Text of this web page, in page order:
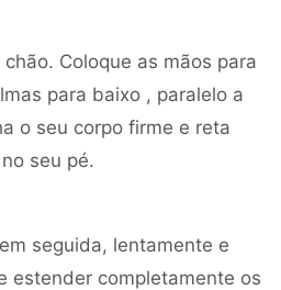
Coloque as mãos para
para baixo , paralelo a
o seu corpo firme e reta
seu pé.
seguida, lentamente e
estender completamente os